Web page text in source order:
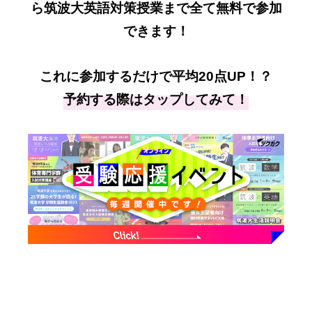
ら筑波大英語対策授業まで全て無料で参加
できます！
これに参加するだけで平均20点UP！？
予約する際はタップしてみて！